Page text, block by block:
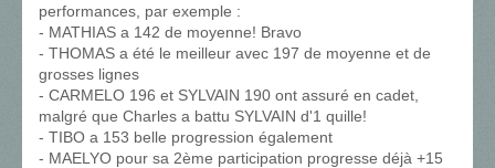
performances, par exemple :
- MATHIAS a 142 de moyenne! Bravo
- THOMAS a été le meilleur avec 197 de moyenne et de
grosses lignes
- CARMELO 196 et SYLVAIN 190 ont assuré en cadet,
malgré que Charles a battu SYLVAIN d'1 quille!
- TIBO a 153 belle progression également
- MAELYO pour sa 2ème participation progresse déjà +15